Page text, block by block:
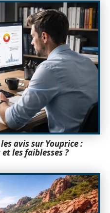
avis sur Youprice :
les faiblesses ?